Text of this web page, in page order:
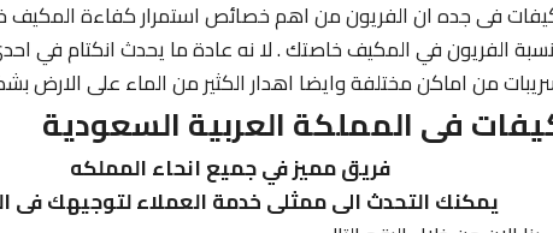
فى جده ان الفريون من اهم خصائص استمرار كفاءة المكيف
الفريون في المكيف خاصتك . لا نه عادة ما يحدث انكتام في
من اماكن مختلفة وايضا اهدار الكثير من الماء على الارض
فى المملكة العربية السعودية
فريق مميز في جميع انحاء المملكه
يمكنك التحدث الى ممثلى خدمة العملاء لتوجيهك فى